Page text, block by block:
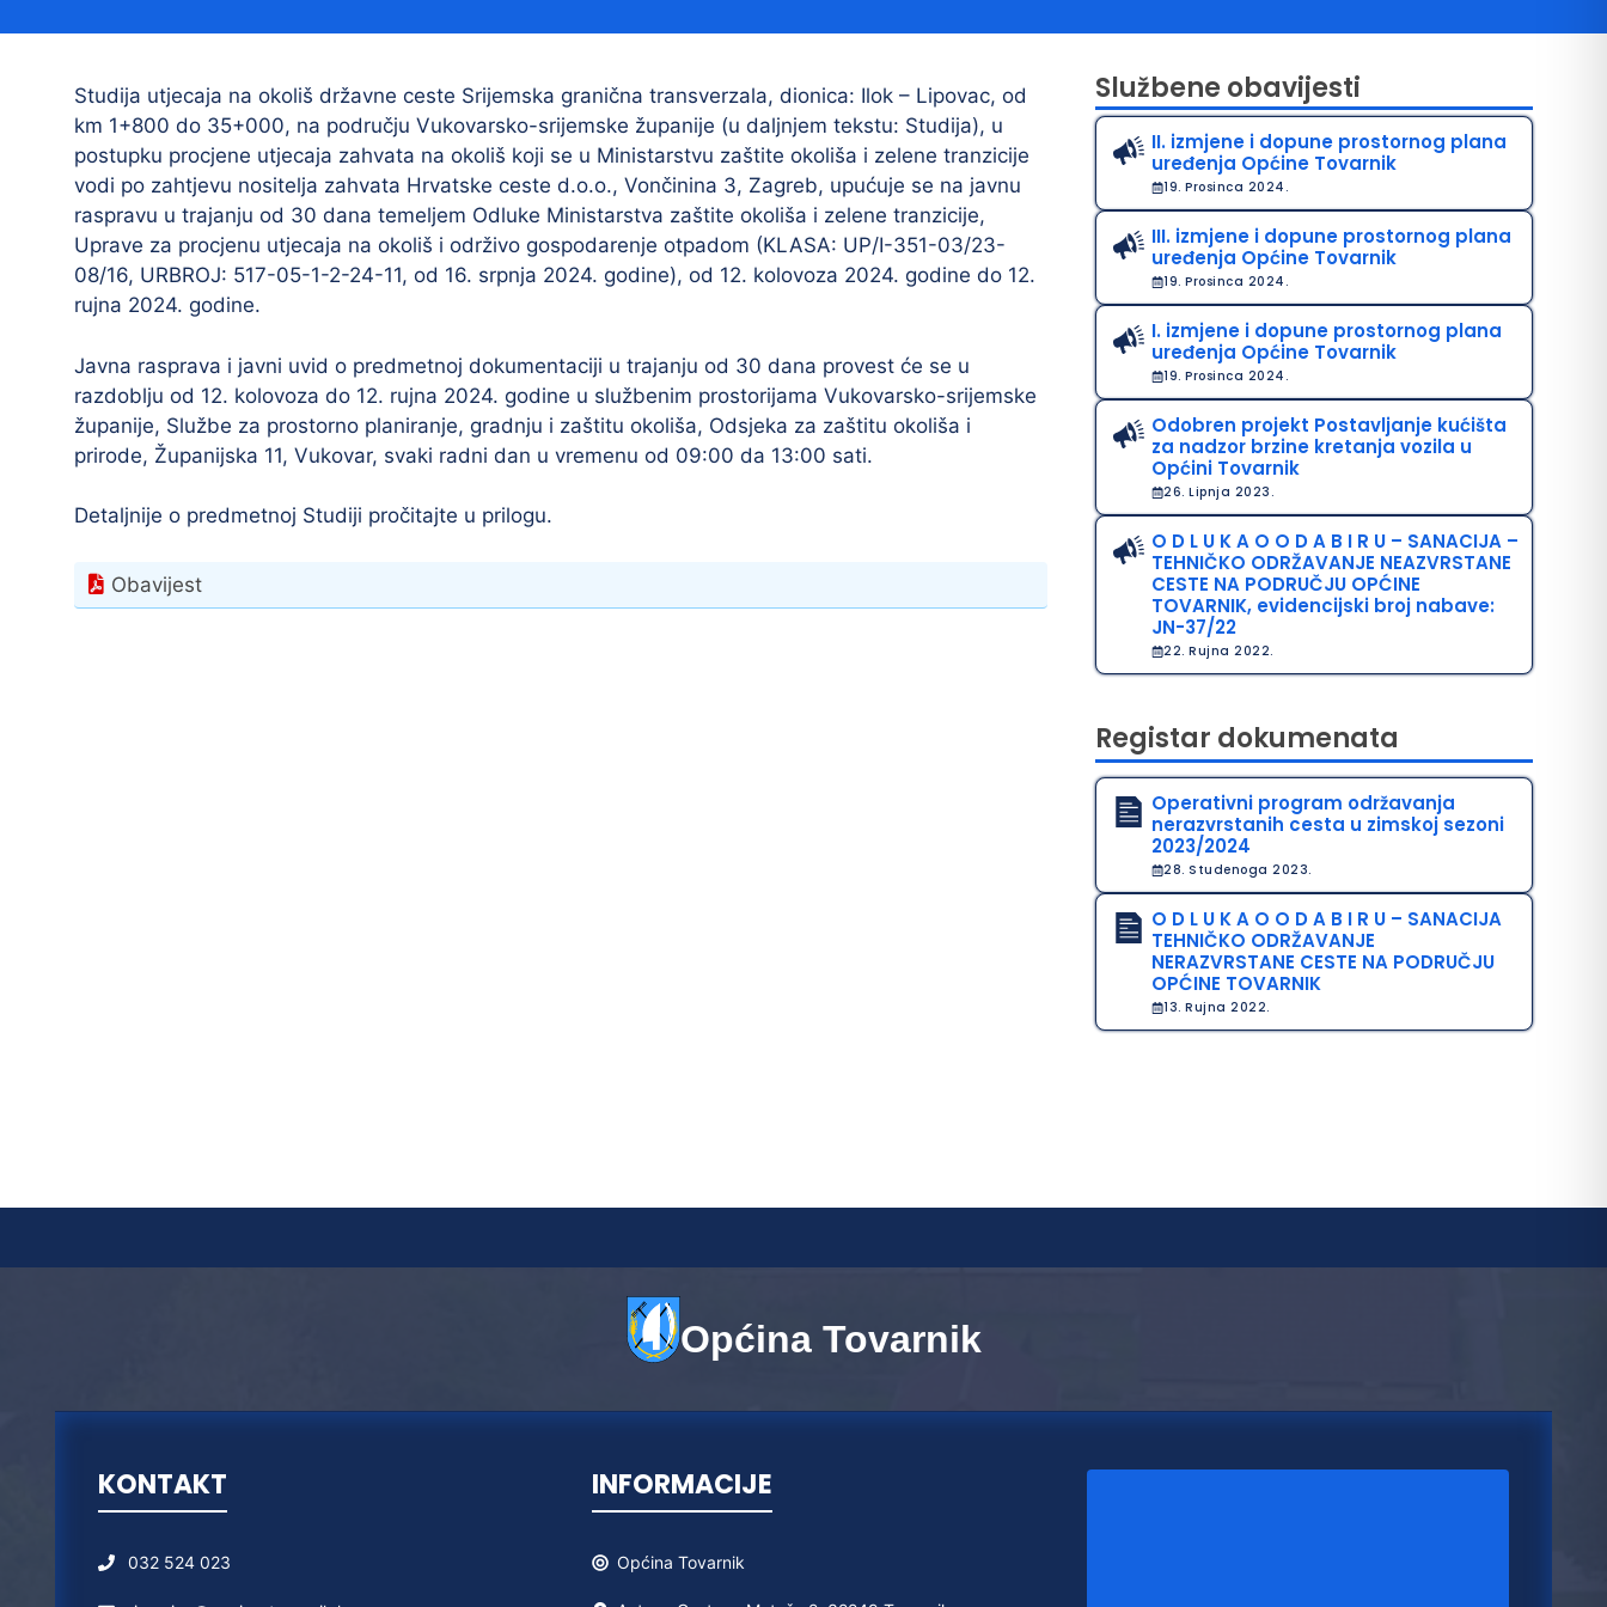
Sponzorstva i donacije
Procedure
Službeni vjesnik
Prostorni plan uređenja Općine Tovarnik
I. izmjene i dopune prostornog plana
II. izmjene i dopune prostornog plana
uređenja Općine Tovarnik
III. izmjene i dopune prostornog plana
Civilna zaštita
Pravo na pristup informacijama
Izjava o pristupačnosti
Pravila privatnosti
Studija utjecaja na okoliš državne ceste Srijemska granična transverzala, dionica: Ilok – Lipovac, od
km 1+800 do 35+000, na području Vukovarsko-srijemske županije (u daljnjem tekstu: Studija), u
postupku procjene utjecaja zahvata na okoliš koji se u Ministarstvu zaštite okoliša i zelene tranzicije
vodi po zahtjevu nositelja zahvata Hrvatske ceste d.o.o., Vončinina 3, Zagreb, upućuje se na javnu
raspravu u trajanju od 30 dana temeljem Odluke Ministarstva zaštite okoliša i zelene tranzicije,
Uprave za procjenu utjecaja na okoliš i održivo gospodarenje otpadom (KLASA: UP/I-351-03/23-
08/16, URBROJ: 517-05-1-2-24-11, od 16. srpnja 2024. godine), od 12. kolovoza 2024. godine do 12.
rujna 2024. godine.
Javna rasprava i javni uvid o predmetnoj dokumentaciji u trajanju od 30 dana provest će se u
razdoblju od 12. kolovoza do 12. rujna 2024. godine u službenim prostorijama Vukovarsko-srijemske
županije, Službe za prostorno planiranje, gradnju i zaštitu okoliša, Odsjeka za zaštitu okoliša i
prirode, Županijska 11, Vukovar, svaki radni dan u vremenu od 09:00 da 13:00 sati.
Detaljnije o predmetnoj Studiji pročitajte u prilogu.
Obavijest
Službene obavijesti
II. izmjene i dopune prostornog plana
uređenja Općine Tovarnik
19. Prosinca 2024.
III. izmjene i dopune prostornog plana
uređenja Općine Tovarnik
19. Prosinca 2024.
I. izmjene i dopune prostornog plana
uređenja Općine Tovarnik
19. Prosinca 2024.
Odobren projekt Postavljanje kućišta
za nadzor brzine kretanja vozila u
Općini Tovarnik
26. Lipnja 2023.
O D L U K A O O D A B I R U – SANACIJA –
TEHNIČKO ODRŽAVANJE NEAZVRSTANE
CESTE NA PODRUČJU OPĆINE
TOVARNIK, evidencijski broj nabave:
JN-37/22
22. Rujna 2022.
Registar dokumenata
Operativni program održavanja
nerazvrstanih cesta u zimskoj sezoni
2023/2024
28. Studenoga 2023.
O D L U K A O O D A B I R U – SANACIJA
TEHNIČKO ODRŽAVANJE
NERAZVRSTANE CESTE NA PODRUČJU
OPĆINE TOVARNIK
13. Rujna 2022.
Općina Tovarnik
KONTAKT
032 524 023
INFORMACIJE
OpćinaTovarnik